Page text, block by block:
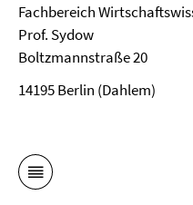
Fachbereich
Prof. Sydow
Boltzmannstraße 20
14195 Berlin (Dahlem)